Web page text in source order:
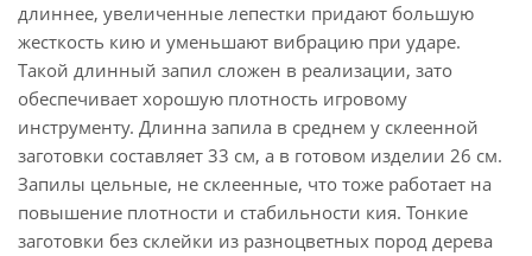
длиннее, увеличенные лепестки придают большую
жесткость кию и уменьшают вибрацию при ударе.
Такой длинный запил сложен в реализации, зато
обеспечивает хорошую плотность игровому
инструменту. Длинна запила в среднем у склеенной
заготовки составляет 33 см, а в готовом изделии 26 см.
Запилы цельные, не склеенные, что тоже работает на
повышение плотности и стабильности кия. Тонкие
заготовки без склейки из разноцветных пород дерева